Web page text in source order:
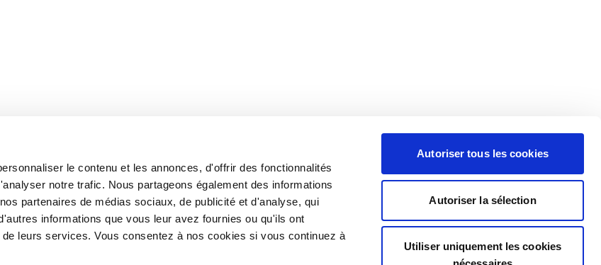
le contenu et les annonces, d'offrir des fonctionnalités
notre trafic. Nous partageons également des informations
partenaires de médias sociaux, de publicité et d'analyse, qui
informations que vous leur avez fournies ou qu'ils ont
leurs services. Vous consentez à nos cookies si vous continuez à
Autoriser tous les cookies
Autoriser la sélection
Utiliser uniquement les cookies